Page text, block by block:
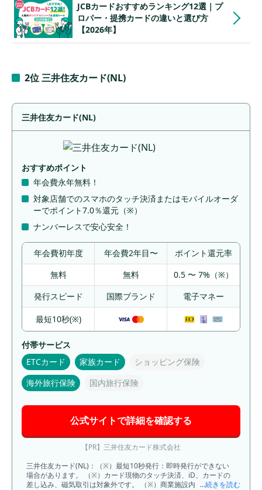
JCBカードおすすめランキング12選｜プ
ロパー・提携カードの違いと選び方
【2026年】
2位 三井住友カード(NL)
三井住友カード(NL)
おすすめポイント
年会費永年無料！
対象店舗でのスマホのタッチ決済またはモバイルオーダ
ーでポイント7.0％還元（※）
ナンバーレスで安心安全！
年会費初年度 年会費2年目〜
ポイント還元率
無料
無料
0.5 〜 7%（※）
発行スピード
国際ブランド 電子マネー
最短10秒(※)
付帯サービス
ETCカード
家族カード
ショッピング保険
海外旅行保険
国内旅行保険
公式サイトで詳細を確認する
【PR】三井住友カード株式会社
三井住友カード(NL)：（※）最短10秒発行：即時発行ができない
場合があります。 （※）カード現物のタッチ決済、iD、カードの
差し込み、磁気取引は対象外です。 （※）商業施設内にある店舗
...続きを読む